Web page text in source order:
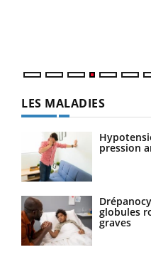
LES MALADIES
pression
globules
graves